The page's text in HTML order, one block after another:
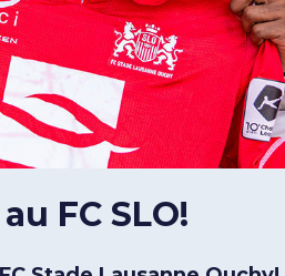
FC SLO!